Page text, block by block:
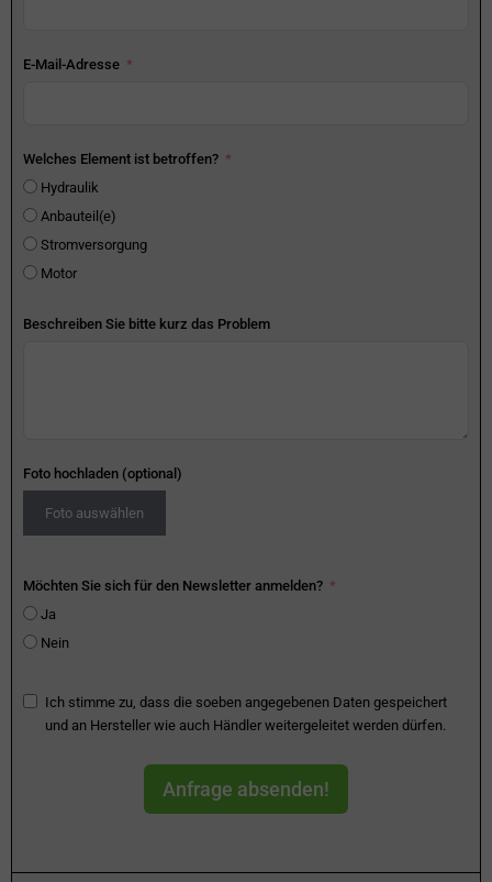
E-Mail-Adresse
Welches Element ist betroffen?
Hydraulik
Anbauteil(e)
Stromversorgung
Motor
Beschreiben Sie bitte kurz das Problem
Foto hochladen (optional)
Foto auswählen
Möchten Sie sich für den Newsletter anmelden?
Ja
Nein
Ich stimme zu, dass die soeben angegebenen Daten gespeichert
und an Hersteller wie auch Händler weitergeleitet werden dürfen.
Anfrage absenden!